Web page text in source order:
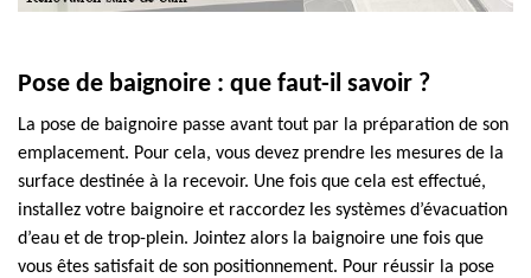
Pose de baignoire : que faut-il savoir ?
La pose de baignoire passe avant tout par la préparation de son
emplacement. Pour cela, vous devez prendre les mesures de la
surface destinée à la recevoir. Une fois que cela est effectué,
installez votre baignoire et raccordez les systèmes d’évacuation
d’eau et de trop-plein. Jointez alors la baignoire une fois que
vous êtes satisfait de son positionnement. Pour réussir la pose